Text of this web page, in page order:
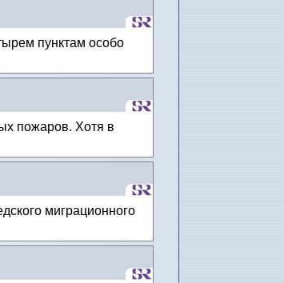
пунктам особо
пожаров. Хотя в
миграционного